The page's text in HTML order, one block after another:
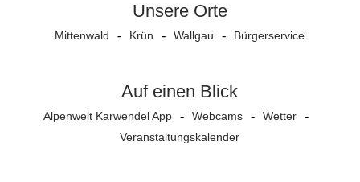
Unsere Orte
Mittenwald Krün Wallgau Bürgerservice
Auf einen Blick
Alpenwelt Karwendel App Webcams
Wetter
Veranstaltungs­kalender